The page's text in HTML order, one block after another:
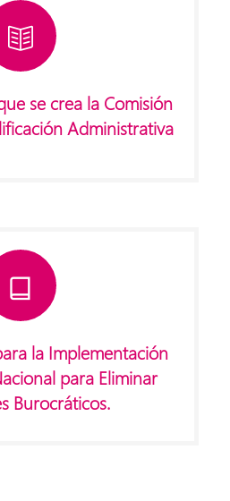
se crea la Comisión
Administrativa
la Implementación
para Eliminar
Burocráticos.